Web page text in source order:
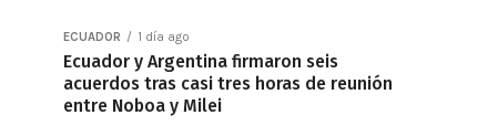
ECUADOR 1 día ago
Ecuador y Argentina firmaron seis
acuerdos tras casi tres horas de reunión
entre Noboa y Milei